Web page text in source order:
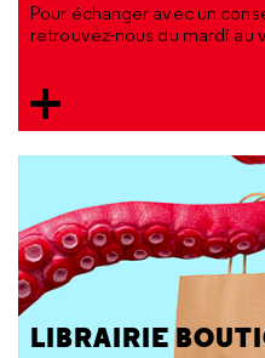
Pour échanger avec un
retrouvez-nous du mardi au
LIBRAIRIE